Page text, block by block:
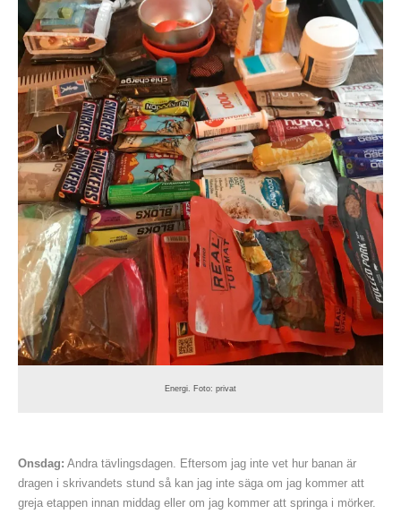
Energi. Foto: privat
Onsdag: Andra tävlingsdagen. Eftersom jag inte vet hur banan är
dragen i skrivandets stund så kan jag inte säga om jag kommer att
greja etappen innan middag eller om jag kommer att springa i mörker.